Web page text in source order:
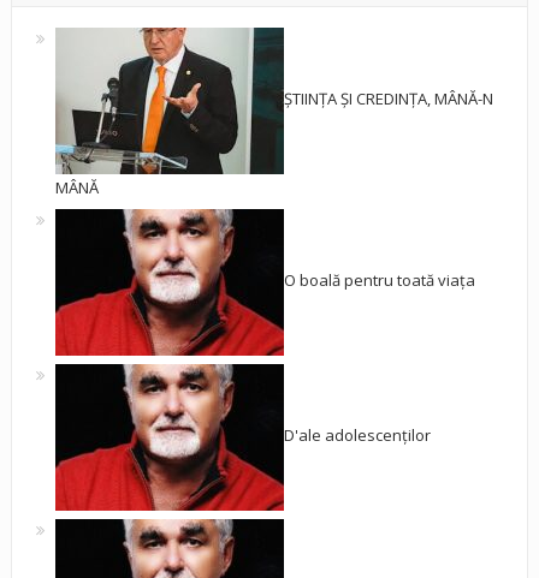
ȘTIINȚA ȘI CREDINȚA, MÂNĂ-N
MÂNĂ
O boală pentru toată viața
D'ale adolescenților